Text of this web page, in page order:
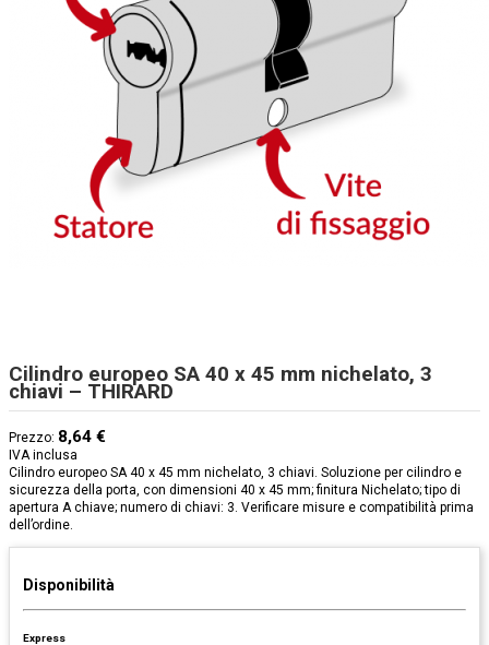
Cilindro europeo SA 40 x 45 mm nichelato, 3
chiavi – THIRARD
Prezzo: 8,64 €
IVA inclusa
Cilindro europeo SA 40 x 45 mm nichelato, 3 chiavi. Soluzione per cilindro e
sicurezza della porta, con dimensioni 40 x 45 mm; finitura Nichelato; tipo di
apertura A chiave; numero di chiavi: 3. Verificare misure e compatibilità prima
dell’ordine.
Disponibilità
Express